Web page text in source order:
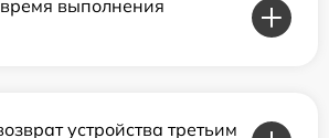
выполнения
устройства третьим